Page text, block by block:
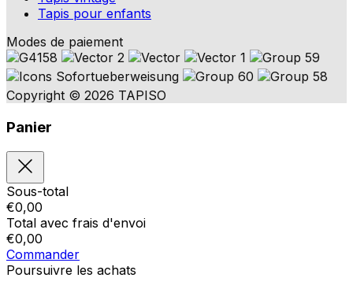
Tapis pour enfants
Modes de paiement
Copyright © 2026 TAPISO
Panier
Sous-total
€0,00
Total avec frais d'envoi
€0,00
Commander
Poursuivre les achats